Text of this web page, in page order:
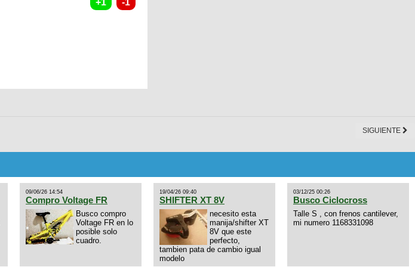
SIGUIENTE
09/06/26 14:54
Compro Voltage FR
Busco compro
Voltage FR en lo
posible solo
cuadro.
19/04/26 09:40
SHIFTER XT 8V
necesito esta
manija/shifter XT
8V que este
perfecto,
tambien pata de cambio igual
modelo
03/12/25 00:26
Busco Ciclocross
Talle S , con frenos cantilever,
mi numero 1168331098